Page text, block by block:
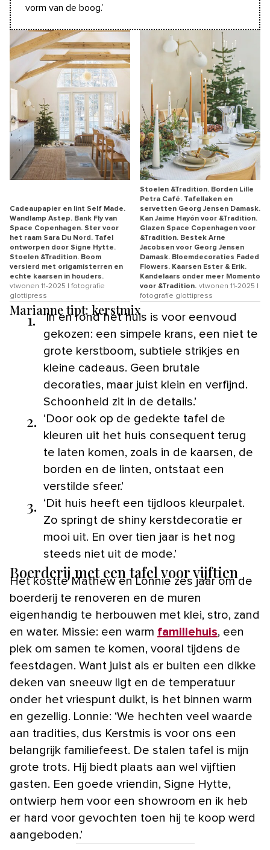
vorm van de boog.’
Cadeaupapier en lint Self Made.
Wandlamp Astep. Bank Fly van
Space Copenhagen. Ster voor
het raam Sara Du Nord. Tafel
ontworpen door Signe Hytte.
Stoelen &Tradition. Boom
versierd met origamisterren en
echte kaarsen in houders.
vtwonen 11-2025 | fotografie
glottipress
Stoelen &Tradition. Borden Lille
Petra Café. Tafellaken en
servetten Georg Jensen Damask.
Kan Jaime Hayón voor &Tradition.
Glazen Space Copenhagen voor
&Tradition. Bestek Arne
Jacobsen voor Georg Jensen
Damask. Bloemdecoraties Faded
Flowers. Kaarsen Ester & Erik.
Kandelaars onder meer Momento
voor &Tradition. vtwonen 11-2025 |
fotografie glottipress
Marianne tipt: kerstmix
1.
‘In en rond het huis is voor eenvoud
gekozen: een simpele krans, een niet te
grote kerstboom, subtiele strikjes en
kleine cadeaus. Geen brutale
decoraties, maar juist klein en verfijnd.
Schoonheid zit in de details.’
2.
‘Door ook op de gedekte tafel de
kleuren uit het huis consequent terug
te laten komen, zoals in de kaarsen, de
borden en de linten, ontstaat een
verstilde sfeer.’
3.
‘Dit huis heeft een tijdloos kleurpalet.
Zo springt de shiny kerstdecoratie er
mooi uit. En over tien jaar is het nog
steeds niet uit de mode.’
Boerderij met een tafel voor vijftien
Het kostte Mathew en Lonnie zes jaar om de
boerderij te renoveren en de muren
eigenhandig te herbouwen met klei, stro, zand
en water. Missie: een warm familiehuis, een
plek om samen te komen, vooral tijdens de
feestdagen. Want juist als er buiten een dikke
deken van sneeuw ligt en de temperatuur
onder het vriespunt duikt, is het binnen warm
en gezellig. Lonnie: ‘We hechten veel waarde
aan tradities, dus Kerstmis is voor ons een
belangrijk familiefeest. De stalen tafel is mijn
grote trots. Hij biedt plaats aan wel vijftien
gasten. Een goede vriendin, Signe Hytte,
ontwierp hem voor een showroom en ik heb
er hard voor gevochten toen hij te koop werd
aangeboden.’